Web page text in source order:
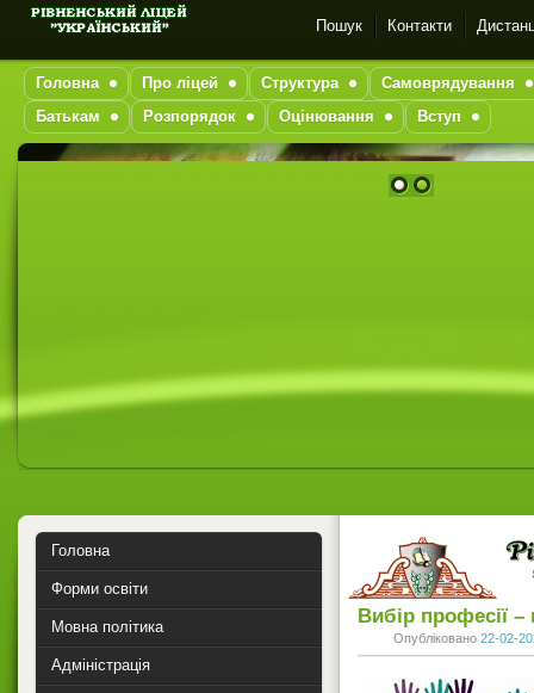
Пошук Контакти
Головна Про ліцей Структура
Самоврядування
Батькам
Розпорядок Оцінювання Вступ
Вибір професії
Опубліковано 22-02-
Головна
Форми освіти
Мовна політика
Адміністрація